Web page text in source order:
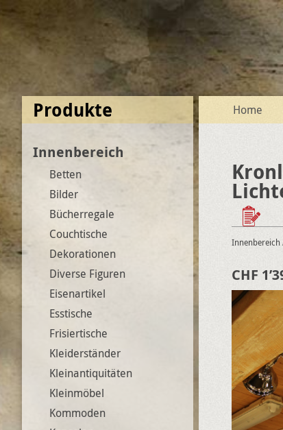
Home
Innenbereich
CHF
Produkte
Innenbereich
Bilder
Bücherregale
Couchtische
Dekorationen
Diverse Figuren
Eisenartikel
Esstische
Frisiertische
Kleiderständer
Kleinantiquitäten
Betten
Kleinmöbel
Kommoden